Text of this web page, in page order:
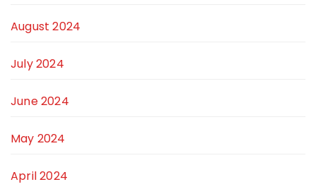
August 2024
July 2024
June 2024
May 2024
April 2024